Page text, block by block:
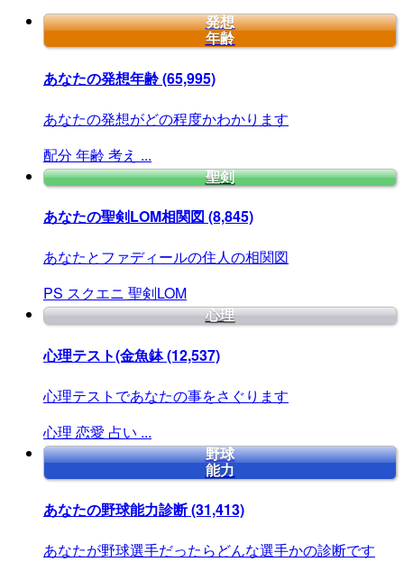
発想
年齢
あなたの発想年齢(65,995)
あなたの発想がどの程度かわかります
配分 年齢 考え ...
聖剣
あなたの聖剣LOM相関図 (8,845)
あなたとファディールの住人の相関図
PS スクエニ 聖剣LOM
心理
心理テスト(金魚鉢(12,537)
心理テストであなたの事をさぐります
心理 恋愛 占い ...
野球
能力
あなたの野球能力診断(31,413)
あなたが野球選手だったらどんな選手かの診断です